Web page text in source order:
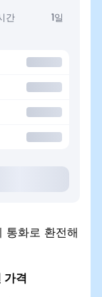
간 1일
화로 환전해
가격